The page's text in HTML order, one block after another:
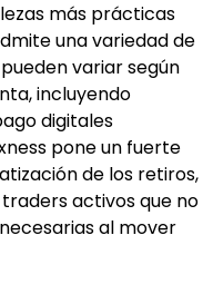
más prácticas
una variedad de
variar según
incluyendo
digitales
pone un fuerte
de los retiros,
activos que no
al mover